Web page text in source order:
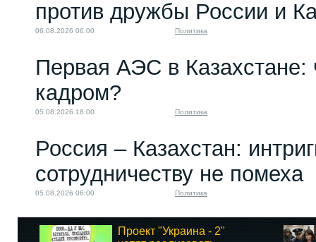
против дружбы России и
06.08.2026 06:00 Политика
Первая АЭС в Казахстане:
кадром?
05.08.2026 18:00 Политика
Россия – Казахстан:
сотрудничеству не помеха
05.08.2026 06:00 Политика
Проект "Украина - 2"